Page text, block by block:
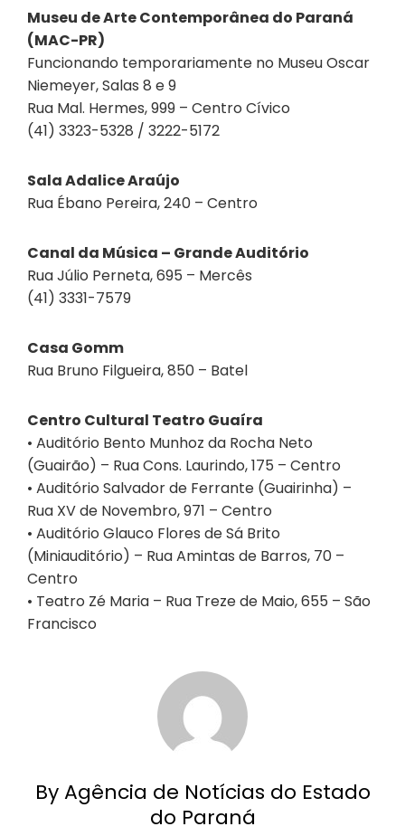
Museu de Arte Contemporânea do Paraná
(MAC-PR)
Funcionando temporariamente no Museu Oscar
Niemeyer, Salas 8 e 9
Rua Mal. Hermes, 999 – Centro Cívico
(41) 3323-5328 / 3222-5172
Sala Adalice Araújo
Rua Ébano Pereira, 240 – Centro
Canal da Música – Grande Auditório
Rua Júlio Perneta, 695 – Mercês
(41) 3331-7579
Casa Gomm
Rua Bruno Filgueira, 850 – Batel
Centro Cultural Teatro Guaíra
• Auditório Bento Munhoz da Rocha Neto
(Guairão) – Rua Cons. Laurindo, 175 – Centro
• Auditório Salvador de Ferrante (Guairinha) –
Rua XV de Novembro, 971 – Centro
• Auditório Glauco Flores de Sá Brito
(Miniauditório) – Rua Amintas de Barros, 70 –
Centro
• Teatro Zé Maria – Rua Treze de Maio, 655 – São
Francisco
By Agência de Notícias do Estado
do Paraná